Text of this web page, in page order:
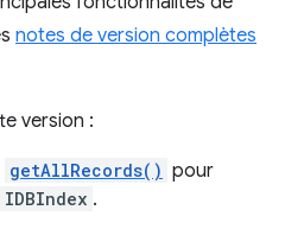
notes de version complètes
version :
getAllRecords() pour
IDBIndex .